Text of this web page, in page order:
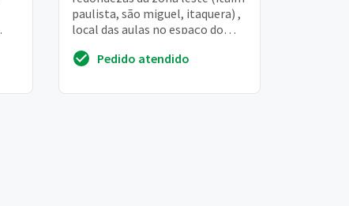
paulista, são miguel, itaquera) ,
local das aulas no espaço do
combinarPedido atendido